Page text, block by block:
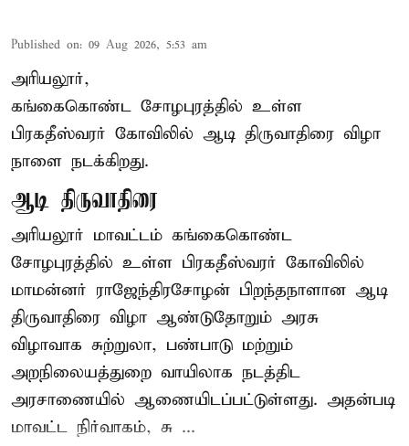
Published on: 09 Aug 2026, 5:53 am
அரியலூர்,
கங்கைகொண்ட சோழபுரத்தில் உள்ள
பிரகதீஸ்வரர் கோவிலில் ஆடி திருவாதிரை விழா
நாளை நடக்கிறது.
ஆடி திருவாதிரை
அரியலூர் மாவட்டம் கங்கைகொண்ட
சோழபுரத்தில் உள்ள பிரகதீஸ்வரர் கோவிலில்
மாமன்னர் ராஜேந்திரசோழன் பிறந்தநாளான ஆடி
திருவாதிரை விழா ஆண்டுதோறும் அரசு
விழாவாக சுற்றுலா, பண்பாடு மற்றும்
அறநிலையத்துறை வாயிலாக நடத்திட
அரசாணையில் ஆணையிடப்பட்டுள்ளது. அதன்படி
மாவட்ட நிர்வாகம், சு ...